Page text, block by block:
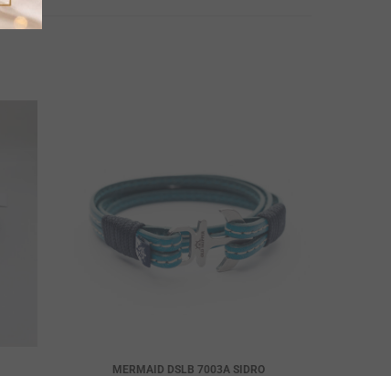
MERMAID DSLB 7003A SIDRO